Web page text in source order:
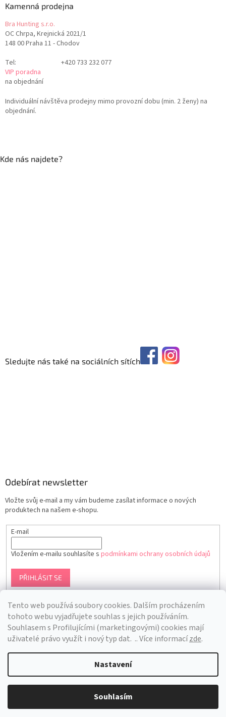
Tento web používá soubory cookies. Dalším procházením
tohoto webu vyjadřujete souhlas s jejich používáním.
Souhlasem s Profilujícími (marketingovými) cookies mají
uživatelé právo využít i nový typ dat. .. Více informacízde.
Nastavení
Souhlasím
Kamenná prodejna
Bra Hunting s.r.o.
OC Chrpa, Krejnická 2021/1
148 00 Praha 11 - Chodov
Tel:
+420 733 232 077
VIP poradna
na objednání
Individuální návštěva prodejny mimo provozní dobu (min. 2 ženy) na
objednání.
Kde nás najdete?
Sledujte nás také na sociálních sítích
Odebírat newsletter
Vložte svůj e-mail a my vám budeme zasílat informace o nových
produktech na našem e-shopu.
E-mail
Vložením e-mailu souhlasíte s podmínkami ochrany osobních údajů
PŘIHLÁSIT SE
Vytvořil Shoptet
Bra Hunting. Všechna práva vyhrazena.